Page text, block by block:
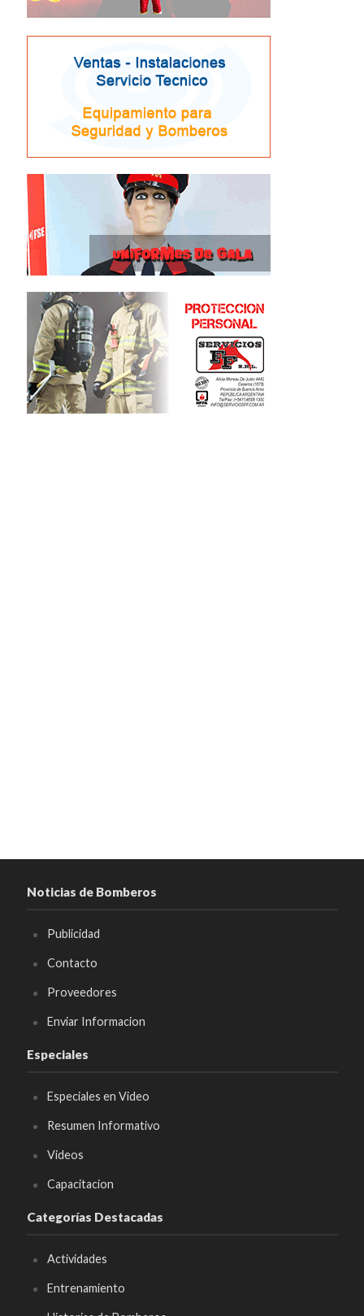
Noticias de Bomberos
Publicidad
Contacto
Proveedores
Enviar Informacion
Especiales
Especiales en Video
Resumen Informativo
Videos
Capacitacion
Categorías Destacadas
Actividades
Entrenamiento